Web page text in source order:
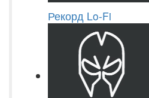
Рекорд Lo-Fi